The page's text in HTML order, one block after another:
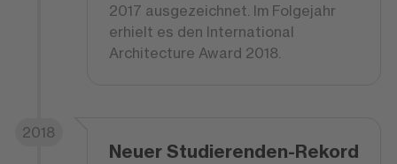
2017 ausgezeichnet. Im Folgejahr
erhielt es den International
Architecture Award 2018.
2018
Neuer Studierenden-Rekord